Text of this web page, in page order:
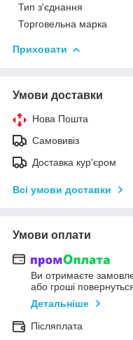
Тип з'єднання
Торговельна марка
Приховати
Умови доставки
Нова Пошта
Самовивіз
Доставка кур'єром
Всі умови доставки
Умови оплати
Ви отримаєте
або гроші
Детальніше
Післяплата